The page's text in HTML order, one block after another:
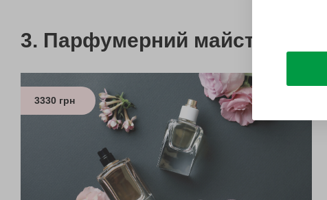
Парфумерний майстер-клас
3330 грн